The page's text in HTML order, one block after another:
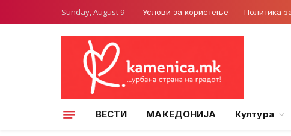
Sunday, August 9 Услови за користење Политика
ВЕСТИ МАКЕДОНИЈА Култура